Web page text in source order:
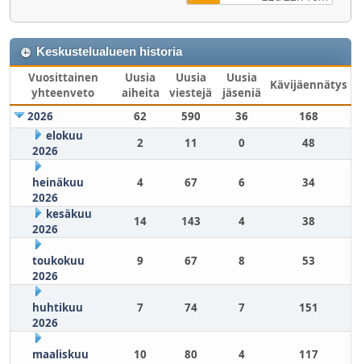
Keskustelualueen historia
Vuosittainen
yhteenveto
Uusia
aiheita
Uusia
viestejä
Uusia
jäseniä
Kävijäennätys
2026 62 590 36
168
elokuu
2026
2 11 0 48
heinäkuu
2026
4 67 6 34
kesäkuu
2026
14 143 4 38
toukokuu
2026
9 67 8 53
huhtikuu
2026
7 74 7 151
maaliskuu
10 80 4 117